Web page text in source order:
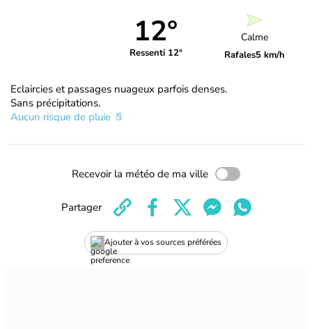
12°
Ressenti 12°
Calme
Rafales5 km/h
Eclaircies et passages nuageux parfois denses.
Sans précipitations.
Aucun risque de pluie
Recevoir la météo de ma ville
Ajouter à vos sources préférées
Partager